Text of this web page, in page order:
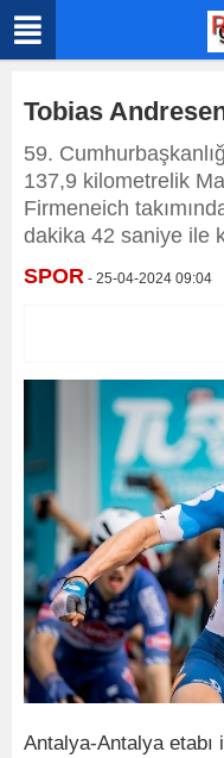
Tobias
59.
137,9 kilometrelik
Firmeneich
dakika 42 saniye ile
SPOR - 25-04-2024 09:04
Antalya-Antalya etabı